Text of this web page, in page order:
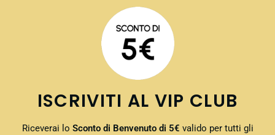
ISCRIVITI AL VIP CLUB
Riceverai lo Sconto di Benvenuto di 5€ valido per tutti gli